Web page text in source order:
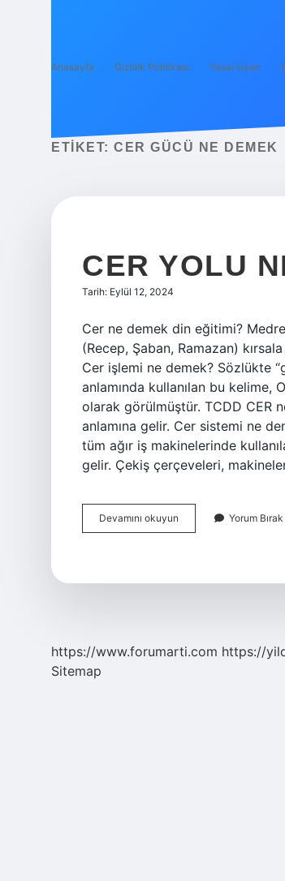
Anasayfa Gizlilik Politikası Yasal Uyarı
ETIKET: CER GÜCÜ NE DEMEK
CER YOLU
Tarih: Eylül 12, 2024
Cer ne demek din eğitimi?
(Recep, Şaban, Ramazan)
Cer işlemi ne demek? Sözlükte
anlamında kullanılan bu kelime,
olarak görülmüştür. TCDD CER
anlamına gelir. Cer sistemi ne
tüm ağır iş makinelerinde
gelir. Çekiş çerçeveleri,
Devamını okuyun
Yolu
Yorum Bırak
https://www.forumarti.com https://
Sitemap